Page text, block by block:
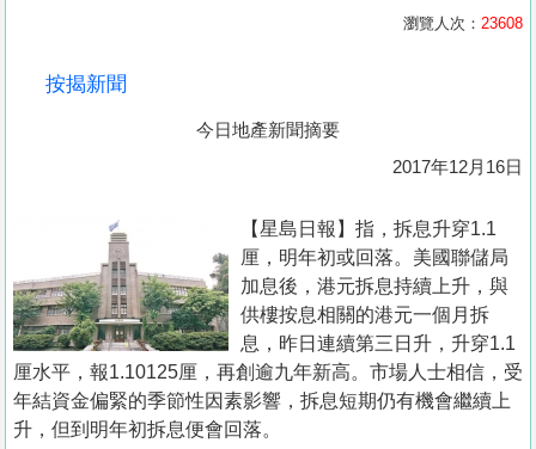
業
手
冊
關
於
瀏覽人次： 23608
按揭新聞
今日地產新聞摘要
2017年12月16日
【星島日報】指，拆息升穿1.1
厘，明年初或回落。美國聯儲局
加息後，港元拆息持續上升，與
供樓按息相關的港元一個月拆
息，昨日連續第三日升，升穿1.1
厘水平，報1.10125厘，再創逾九年新高。市場人士相信，受
年結資金偏緊的季節性因素影響，拆息短期仍有機會繼續上
升，但到明年初拆息便會回落。